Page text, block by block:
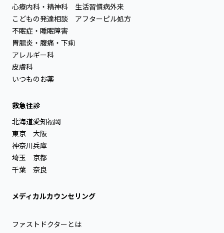
心療内科・精神科
こどもの発達相談
不眠症・睡眠障害
胃腸炎・腹痛・下痢
アレルギー科
皮膚科
いつものお薬
生活習慣病外来
アフターピル処方
救急往診
北海道
東京
神奈川
埼玉
千葉
愛知
大阪
兵庫
京都
奈良
福岡
メディカルカウンセリング
ファストドクターとは